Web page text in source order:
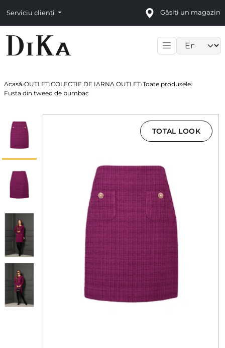
Serviciu clienți Găsiți un magazin
Acasă›OUTLET›COLECTIE DE IARNA OUTLET›Toate produsele›
Fusta din tweed de bumbac
TOTAL LOOK